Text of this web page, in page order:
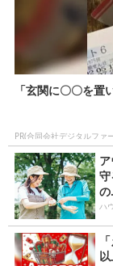
「玄関に〇〇を
PR(合同会社デジタルファ
の
ハ